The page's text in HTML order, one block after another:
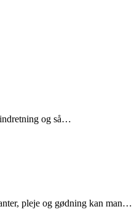
indretning og så…
pleje og gødning kan man…